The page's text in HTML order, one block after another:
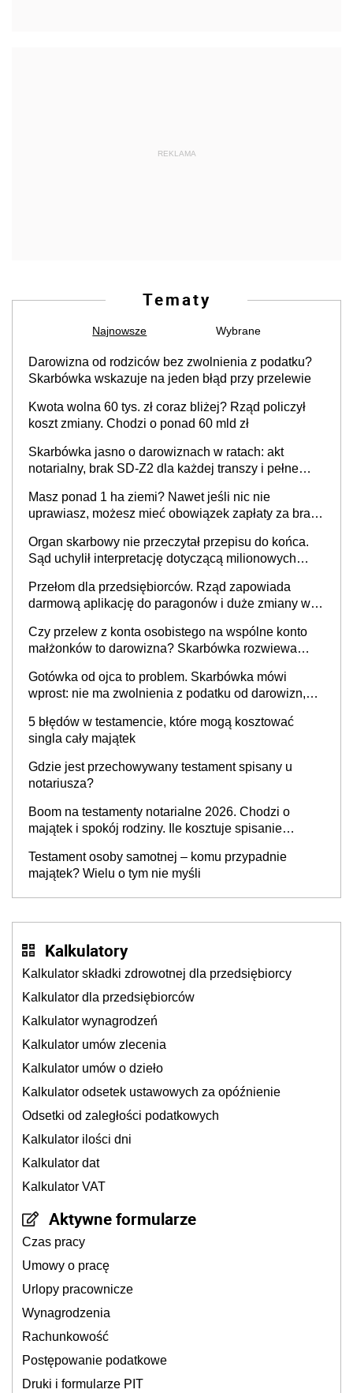
REKLAMA
Tematy
Najnowsze Wybrane
Darowizna od rodziców bez zwolnienia z podatku?
Skarbówka wskazuje na jeden błąd przy przelewie
Kwota wolna 60 tys. zł coraz bliżej? Rząd policzył
koszt zmiany. Chodzi o ponad 60 mld zł
Skarbówka jasno o darowiznach w ratach: akt
notarialny, brak SD-Z2 dla każdej transzy i pełne
Masz ponad 1 ha ziemi? Nawet jeśli nic nie
uprawiasz, możesz mieć obowiązek zapłaty za brak
Organ skarbowy nie przeczytał przepisu do końca.
Sąd uchylił interpretację dotyczącą milionowych
Przełom dla przedsiębiorców. Rząd zapowiada
darmową aplikację do paragonów i duże zmiany w
Czy przelew z konta osobistego na wspólne konto
małżonków to darowizna? Skarbówka rozwiewa
Gotówka od ojca to problem. Skarbówka mówi
wprost: nie ma zwolnienia z podatku od darowizn,
obdarowanego
5 błędów w testamencie, które mogą kosztować
singla cały majątek
Gdzie jest przechowywany testament spisany u
notariusza?
Boom na testamenty notarialne 2026. Chodzi o
majątek i spokój rodziny. Ile kosztuje spisanie
Testament osoby samotnej – komu przypadnie
majątek? Wielu o tym nie myśli
Kalkulatory
Kalkulator składki zdrowotnej dla przedsiębiorcy
Kalkulator dla przedsiębiorców
Kalkulator wynagrodzeń
Kalkulator umów zlecenia
Kalkulator umów o dzieło
Kalkulator odsetek ustawowych za opóźnienie
Odsetki od zaległości podatkowych
Kalkulator ilości dni
Kalkulator dat
Kalkulator VAT
Aktywne formularze
Czas pracy
Umowy o pracę
Urlopy pracownicze
Wynagrodzenia
Rachunkowość
Postępowanie podatkowe
Druki i formularze PIT